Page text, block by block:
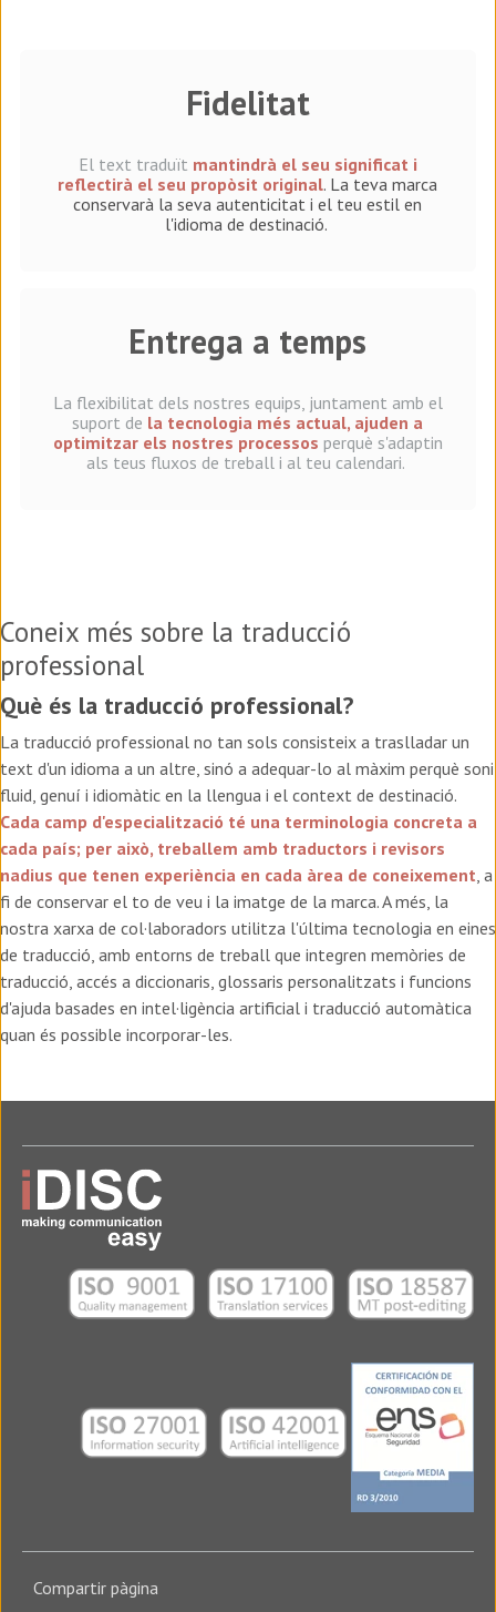
Fidelitat
El text traduït mantindrà el seu significat i
reflectirà el seu propòsit original. La teva marca
conservarà la seva autenticitat i el teu estil en
l'idioma de destinació.
Entrega a temps
La flexibilitat dels nostres equips, juntament amb el
suport de la tecnologia més actual, ajuden a
optimitzar els nostres processos perquè s'adaptin
als teus fluxos de treball i al teu calendari.
Coneix més sobre la traducció
professional
Què és la traducció professional?
La traducció professional no tan sols consisteix a traslladar un
text d'un idioma a un altre, sinó a adequar-lo al màxim perquè soni
fluid, genuí i idiomàtic en la llengua i el context de destinació.
Cada camp d'especialització té una terminologia concreta a
cada país; per això, treballem amb traductors i revisors
nadius que tenen experiència en cada àrea de coneixement, a
fi de conservar el to de veu i la imatge de la marca. A més, la
nostra xarxa de col·laboradors utilitza l'última tecnologia en eines
de traducció, amb entorns de treball que integren memòries de
traducció, accés a diccionaris, glossaris personalitzats i funcions
d'ajuda basades en intel·ligència artificial i traducció automàtica
quan és possible incorporar-les.
Compartir pàgina